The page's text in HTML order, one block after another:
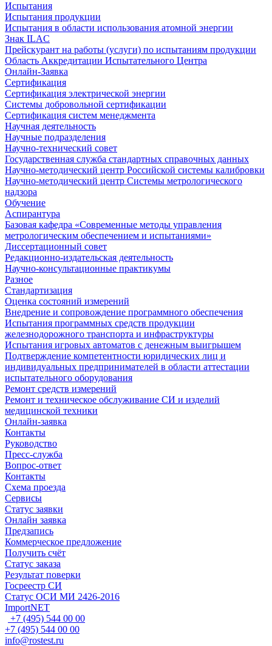
Испытания
Испытания продукции
Испытания в области использования атомной энергии
Знак ILAC
Прейскурант на работы (услуги) по испытаниям продукции
Область Аккредитации Испытательного Центра
Онлайн-Заявка
Сертификация
Сертификация электрической энергии
Системы добровольной сертификации
Сертификация систем менеджмента
Научная деятельность
Научные подразделения
Научно-технический совет
Государственная служба стандартных справочных данных
Научно-методический центр Российской системы калибровки
Научно-методический центр Системы метрологического
надзора
Обучение
Аспирантура
Базовая кафедра «Современные методы управления
метрологическим обеспечением и испытаниями»
Диссертационный совет
Редакционно-издательская деятельность
Научно-консультационные практикумы
Разное
Стандартизация
Оценка состояний измерений
Внедрение и сопровождение программного обеспечения
Испытания программных средств продукции
железнодорожного транспорта и инфраструктуры
Испытания игровых автоматов с денежным выигрышем
Подтверждение компетентности юридических лиц и
индивидуальных предпринимателей в области аттестации
испытательного оборудования
Ремонт средств измерений
Ремонт и техническое обслуживание СИ и изделий
медицинской техники
Онлайн-заявка
Контакты
Руководство
Пресс-служба
Вопрос-ответ
Контакты
Схема проезда
Сервисы
Статус заявки
Онлайн заявка
Предзапись
Коммерческое предложение
Получить счёт
Статус заказа
Результат поверки
Госреестр СИ
Статус ОСИ МИ 2426-2016
ImportNET
+7 (495) 544 00 00
+7 (495) 544 00 00
info@rostest.ru